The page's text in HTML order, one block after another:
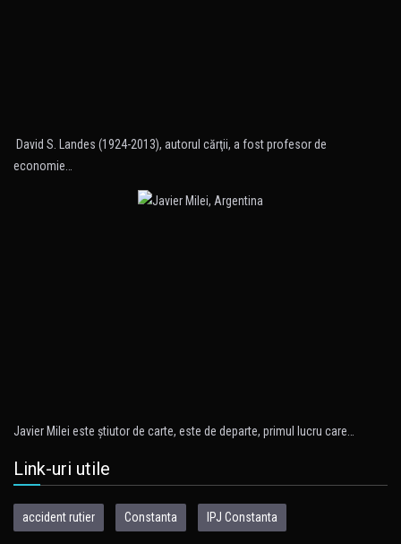
David S. Landes (1924-2013), autorul cărţii, a fost profesor de
economie…
Javier Milei este ştiutor de carte, este de departe, primul lucru care…
Link-uri utile
accident rutier Constanta IPJ Constanta